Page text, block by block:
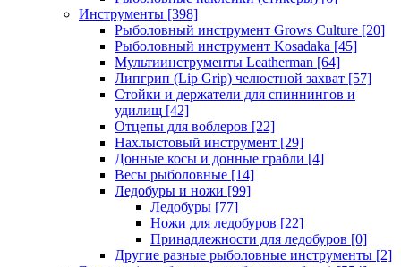
Инструменты [398]
Рыболовный инструмент Grows Culture [20]
Рыболовный инструмент Kosadaka [45]
Мультиинструменты Leatherman [64]
Липгрип (Lip Grip) челюстной захват [57]
Стойки и держатели для спиннингов и
удилищ [42]
Отцепы для воблеров [22]
Нахлыстовый инструмент [29]
Донные косы и донные грабли [4]
Весы рыболовные [14]
Ледобуры и ножи [99]
Ледобуры [77]
Ножи для ледобуров [22]
Принадлежности для ледобуров [0]
Другие разные рыболовные инструменты [2]